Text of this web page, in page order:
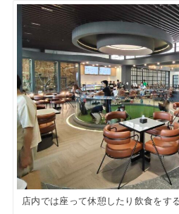
店内では座って休憩したり飲食をす